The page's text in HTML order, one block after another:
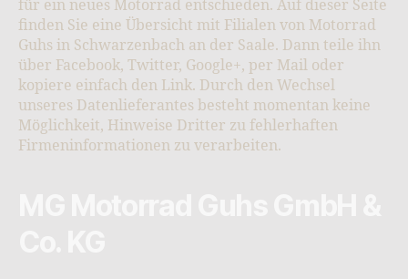
für ein neues Motorrad entschieden. Auf dieser Seite
finden Sie eine Übersicht mit Filialen von Motorrad
Guhs in Schwarzenbach an der Saale. Dann teile ihn
über Facebook, Twitter, Google+, per Mail oder
kopiere einfach den Link. Durch den Wechsel
unseres Datenlieferantes besteht momentan keine
Möglichkeit, Hinweise Dritter zu fehlerhaften
Firmeninformationen zu verarbeiten.